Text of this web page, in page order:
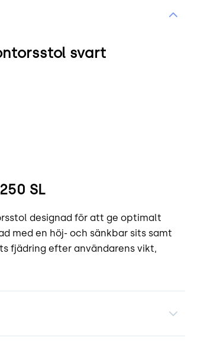
svart
SL
designad för att ge optimalt
med en höj- och sänkbar sits samt
fjädring efter användarens vikt,